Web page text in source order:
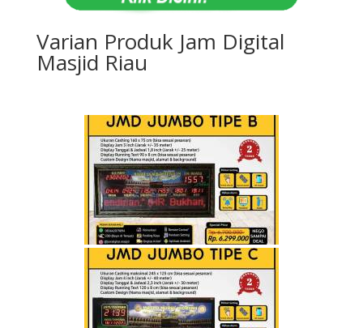
Varian Produk Jam Digital
Masjid Riau